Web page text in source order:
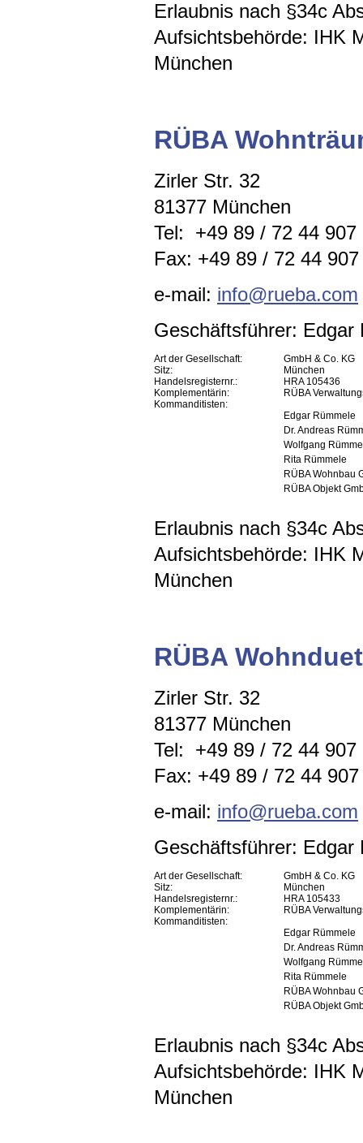
Erlaubnis nach §34c
Aufsichtsbehörde: IHK
München
RÜBA
Zirler Str. 32
81377 München
Tel: +49 89 / 72 44
Fax: +49 89 / 72 44
e-mail: info@rueba.com
Geschäftsführer: Edgar
Art der Gesellschaft:
GmbH & Co. KG
Sitz:
München
Handelsregisternr.:
HRA 105436
Komplementärin:
RÜBA
Kommanditisten:
Edgar Rümmele
Dr. Andreas
Wolfgang
Rita Rümmele
RÜBA Wohnbau
RÜBA Objekt
Erlaubnis nach §34c
Aufsichtsbehörde: IHK
München
RÜBA
Zirler Str. 32
81377 München
Tel: +49 89 / 72 44
Fax: +49 89 / 72 44
e-mail: info@rueba.com
Geschäftsführer: Edgar
Art der Gesellschaft:
GmbH & Co. KG
Sitz:
München
Handelsregisternr.:
HRA 105433
Komplementärin:
RÜBA
Kommanditisten:
Edgar Rümmele
Dr. Andreas
Wolfgang
Rita Rümmele
RÜBA Wohnbau
RÜBA Objekt
Erlaubnis nach §34c
Aufsichtsbehörde: IHK
München